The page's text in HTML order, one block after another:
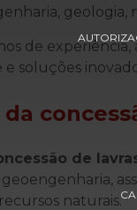
geologia,
de
soluções
de
geoengenharia,
naturais.